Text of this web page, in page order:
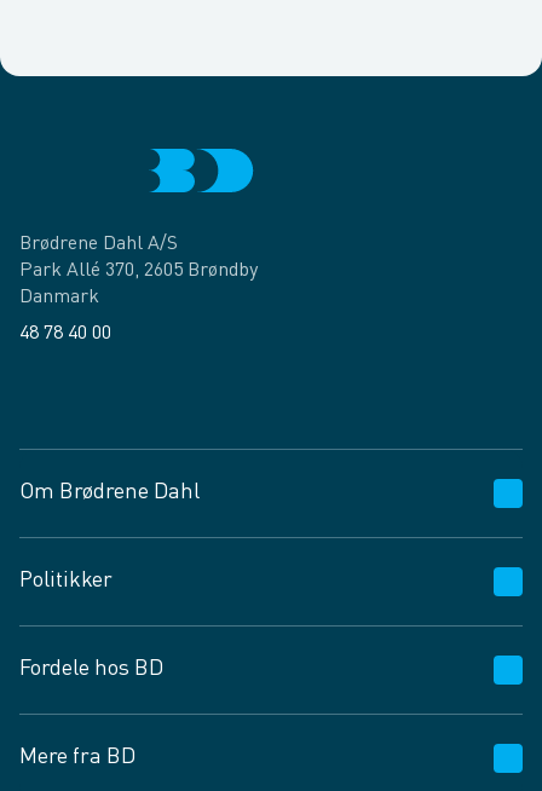
Brødrene Dahl A/S
Park Allé 370, 2605 Brøndby
Danmark
48 78 40 00
Om Brødrene Dahl
Vagttelefon 30 10 89 89
Spørgsmål og svar
Job og karriere
Fødevarekontrolrapport
Politikker
Privatlivspolitik
Cookies
Vilkår og betingelser
Fordele hos BD
BD app
Mere fra BD